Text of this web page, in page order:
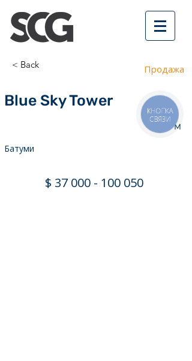
< Back Продажа
Blue Sky Tower
200 м
Батуми
$ 37 000 - 100 050
КНОПКА
СВЯЗИ